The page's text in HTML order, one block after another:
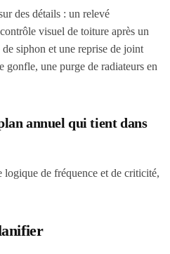
des détails : un relevé
visuel de toiture après un
siphon et une reprise de joint
gonfle, une purge de radiateurs en
annuel qui tient dans
logique de fréquence et de criticité,